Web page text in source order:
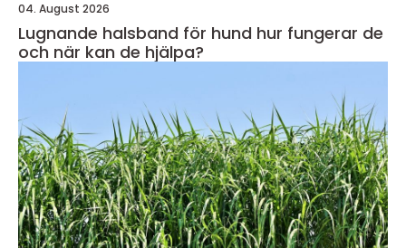
04. August 2026
Lugnande halsband för hund hur fungerar de
och när kan de hjälpa?